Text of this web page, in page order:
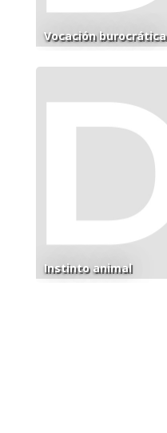
Vocación burocrática
Instinto animal